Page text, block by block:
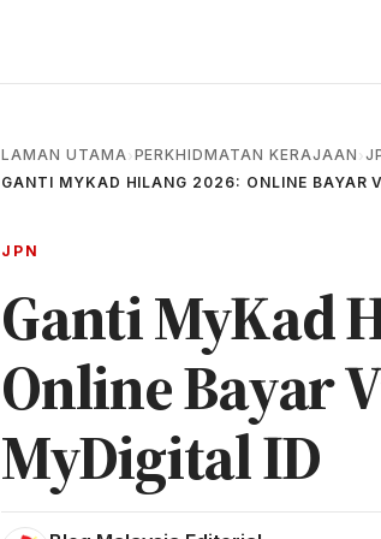
LAMAN UTAMA› PERKHIDMATAN KERAJAAN ›
GANTI MYKAD HILANG 2026: ONLINE BAYAR
JPN
Ganti MyKad
Online Bayar
MyDigital ID